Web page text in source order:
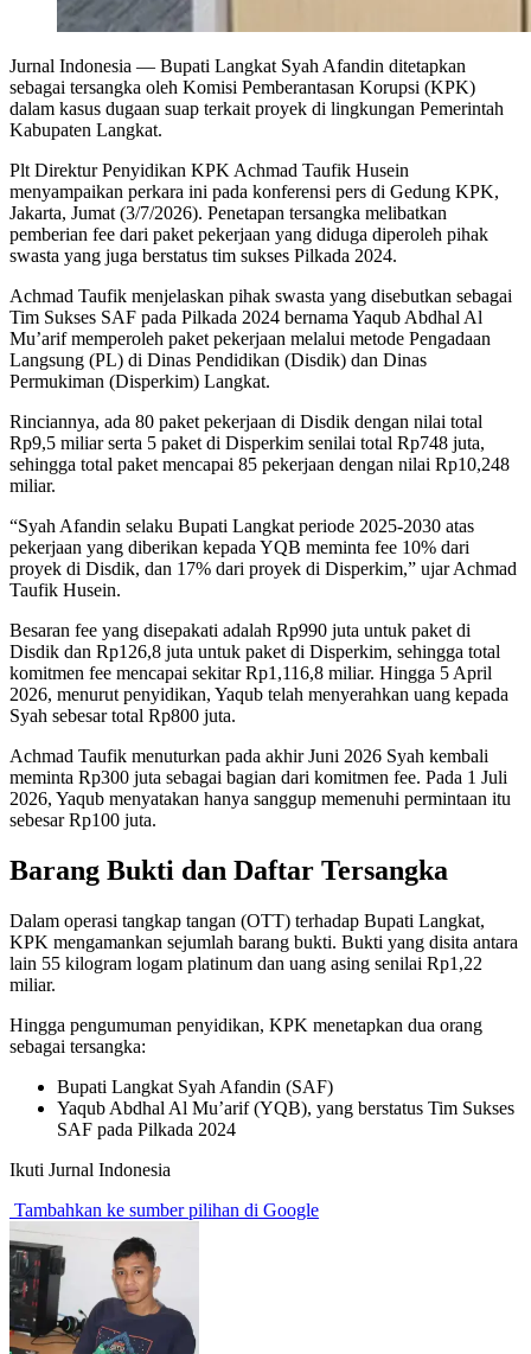
Jurnal Indonesia — Bupati Langkat Syah Afandin ditetapkan
sebagai tersangka oleh Komisi Pemberantasan Korupsi (KPK)
dalam kasus dugaan suap terkait proyek di lingkungan Pemerintah
Kabupaten Langkat.
Plt Direktur Penyidikan KPK Achmad Taufik Husein
menyampaikan perkara ini pada konferensi pers di Gedung KPK,
Jakarta, Jumat (3/7/2026). Penetapan tersangka melibatkan
pemberian fee dari paket pekerjaan yang diduga diperoleh pihak
swasta yang juga berstatus tim sukses Pilkada 2024.
Achmad Taufik menjelaskan pihak swasta yang disebutkan sebagai
Tim Sukses SAF pada Pilkada 2024 bernama Yaqub Abdhal Al
Mu’arif memperoleh paket pekerjaan melalui metode Pengadaan
Langsung (PL) di Dinas Pendidikan (Disdik) dan Dinas
Permukiman (Disperkim) Langkat.
Rinciannya, ada 80 paket pekerjaan di Disdik dengan nilai total
Rp9,5 miliar serta 5 paket di Disperkim senilai total Rp748 juta,
sehingga total paket mencapai 85 pekerjaan dengan nilai Rp10,248
miliar.
“Syah Afandin selaku Bupati Langkat periode 2025-2030 atas
pekerjaan yang diberikan kepada YQB meminta fee 10% dari
proyek di Disdik, dan 17% dari proyek di Disperkim,” ujar Achmad
Taufik Husein.
Besaran fee yang disepakati adalah Rp990 juta untuk paket di
Disdik dan Rp126,8 juta untuk paket di Disperkim, sehingga total
komitmen fee mencapai sekitar Rp1,116,8 miliar. Hingga 5 April
2026, menurut penyidikan, Yaqub telah menyerahkan uang kepada
Syah sebesar total Rp800 juta.
Achmad Taufik menuturkan pada akhir Juni 2026 Syah kembali
meminta Rp300 juta sebagai bagian dari komitmen fee. Pada 1 Juli
2026, Yaqub menyatakan hanya sanggup memenuhi permintaan itu
sebesar Rp100 juta.
Barang Bukti dan Daftar Tersangka
Dalam operasi tangkap tangan (OTT) terhadap Bupati Langkat,
KPK mengamankan sejumlah barang bukti. Bukti yang disita antara
lain 55 kilogram logam platinum dan uang asing senilai Rp1,22
miliar.
Hingga pengumuman penyidikan, KPK menetapkan dua orang
sebagai tersangka:
Bupati Langkat Syah Afandin (SAF)
Yaqub Abdhal Al Mu’arif (YQB), yang berstatus Tim Sukses
SAF pada Pilkada 2024
Ikuti Jurnal Indonesia
Tambahkan ke sumber pilihan di Google